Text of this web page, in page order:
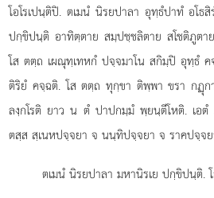
โอโรเปนฺติปิ. ตเมนํ นิรยปาลา อุทฺธํปาทํ อโธ
ปกฺขิปนฺติ อาทิตฺตาย สมฺปชฺชลิตาย สโชติภูต
โส ตตฺถ เผณุทฺเทหกํ ปจฺจมาโน สกิมฺปิ อุทฺธํ
ติริยํ คจฺฉติ. โส ตตฺถ ทุกฺขา ติพฺพา ขรา กฏุก
ลงฺกโรติ ยาว น ตํ ปาปกมฺมํ พฺยนฺตีโหติ. เอ
ตสฺส สฺเนหปจฺจยา จ นนฺทิปจฺจยา จ ราคปจฺจ
ตเมนํ นิรยปาลา มหานิรเย ปกฺขิปนฺติ.